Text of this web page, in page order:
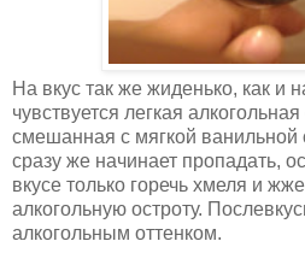
На вкус так же жиденько, как и
чувствуется легкая
смешанная с мягкой ванильной
сразу же начинает пропадать,
вкусе только горечь хмеля и
алкогольную остроту.
алкогольным оттенком.